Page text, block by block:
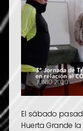
El sábado
Huerta Grande